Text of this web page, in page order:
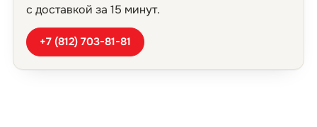
с доставкой за 15 минут.
+7 (812) 703-81-81